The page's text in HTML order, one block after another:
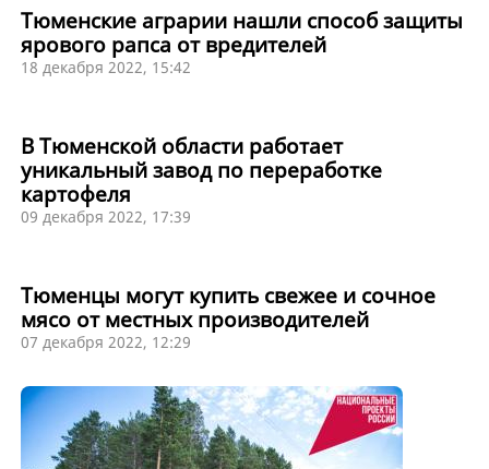
Тюменские аграрии нашли способ защиты
ярового рапса от вредителей
18 декабря 2022, 15:42
В Тюменской области работает
уникальный завод по переработке
картофеля
09 декабря 2022, 17:39
Тюменцы могут купить свежее и сочное
мясо от местных производителей
07 декабря 2022, 12:29